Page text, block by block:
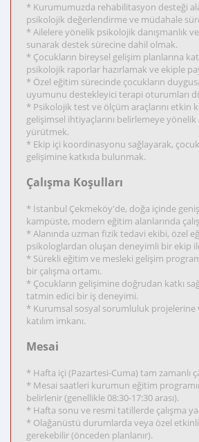
* Kurumumuzda rehabilitasyon desteği
psikolojik değerlendirme ve müdahale
* Ailelere yönelik psikolojik danışmanlık
sunarak destek sürecine dahil olmak.
* Çocukların bireysel gelişim planlarına
psikolojik raporlar hazırlamak ve ekiple
* Özel eğitim sürecinde çocukların
uyumunu destekleyici terapi oturumları
* Psikolojik test ve ölçüm araçlarını etkin
gelişimsel ihtiyaçlarını belirlemeye yönelik
yürütmek.
* Ekip içi koordinasyonu sağlayarak,
gelişimine katkıda bulunmak.
Çalışma Koşulları
* İstanbul Çekmeköy'de, doğa içinde
kampüste, modern eğitim alanlarında
* Alanında uzman fizik tedavi ekibi, özel
psikologlardan oluşan deneyimli bir ekip
* Sürekli eğitim ve mesleki gelişim
bir çalışma ortamı.
* Çocukların gelişimine doğrudan katkı
tatmin edici bir iş deneyimi.
* Kurumsal sosyal sorumluluk projelerine
katılım imkanı.
Mesai
* Hafta içi (Pazartesi-Cuma) tam zamanlı
* Mesai saatleri kurumun eğitim
belirlenir (genellikle 08:30-17:30 arası).
* Hafta sonu ve resmi tatillerde çalışma
* Olağanüstü durumlarda veya özel
gerekebilir (önceden planlanır).